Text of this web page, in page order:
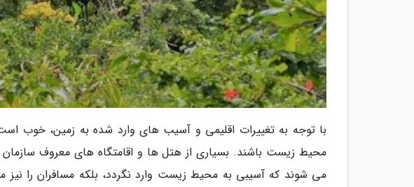
با توجه به تغییرات اقلیمی و آسیب های وارد شده به زمین، خوب
محیط زیست باشند. بسیاری از هتل ها و اقامتگاه های معروف سازمان
می شوند که آسیبی به محیط زیست وارد نگردد، بلکه مسافران را نیز